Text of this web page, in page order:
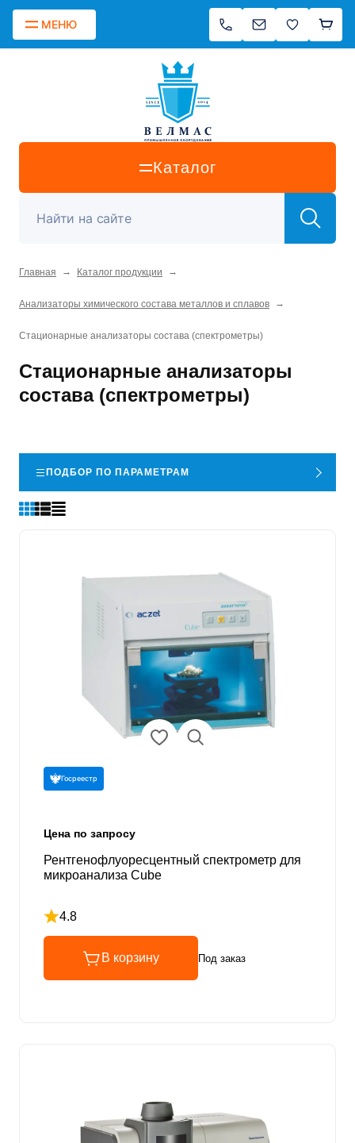
МЕНЮ
Каталог
Главная → Каталог продукции →
Анализаторы химического состава металлов и сплавов →
Стационарные анализаторы состава (спектрометры)
Стационарные анализаторы
состава (спектрометры)
ПОДБОР ПО ПАРАМЕТРАМ
Госреестр
Цена по запросу
Рентгенофлуоресцентный спектрометр для
микроанализа Cube
4.8
Рейтинг 4.8 из 5
В корзину Под заказ